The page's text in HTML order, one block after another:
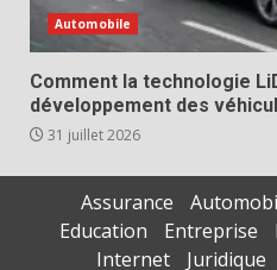
Automobile
Comment la technologie
développement des
31 juillet 2026
Assurance
Education
Entreprise
Internet
Juridique